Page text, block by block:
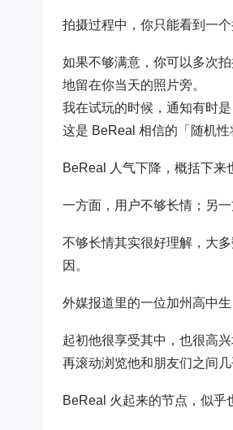
拍摄过程中，你只能看到一
如果不够满意，你可以多次
地留在你当天的照片旁。
我在试玩的时候，通知有时
这是 BeReal 相信的「随机性
BeReal 人气下降，概括下来
一方面，用户不够长情；另
不够长情其实很好理解，大
因。
外媒报道里的一位加州高中
起初他很享受其中，也很高
再滚动浏览他和朋友们之间几
BeReal 火起来的节点，似乎